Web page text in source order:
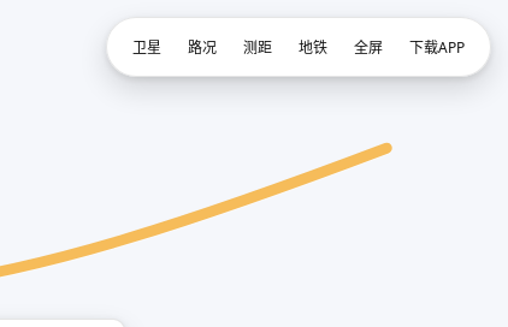
卫星 路况 测距 地铁 全屏 下载APP